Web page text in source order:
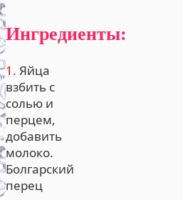
Ингредиенты:
1. Яйца
взбить с
солью и
перцем,
добавить
молоко.
Болгарский
перец